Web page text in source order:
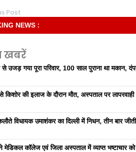
Post
NEWS :
खबरें
से उजड़ गया पूरा परिवार, 100 साल पुराना था मकान,
की इलाज के दौरान मौत, अस्पताल पर लापरवाही
विधायक उमाशंकर का दिल्ली में निधन, तीन बार
मेडिकल कॉलेज एवं जिला अस्पताल में व्याप्त भष्टाचार